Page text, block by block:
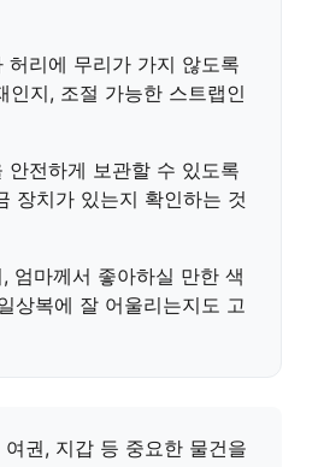
리에 무리가 가지 않도록
인지, 조절 가능한 스트랩인
안전하게 보관할 수 있도록
장치가 있는지 확인하는 것
엄마께서 좋아하실 만한 색
상복에 잘 어울리는지도 고
권, 지갑 등 중요한 물건을